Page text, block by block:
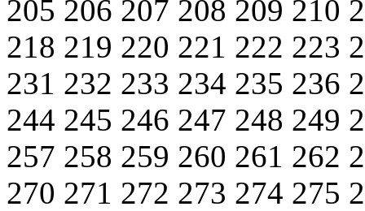
205 206 207 208 209 210
218 219 220 221 222 223
231 232 233 234 235 236
244 245 246 247 248 249
257 258 259 260 261 262
270 271 272 273 274 275